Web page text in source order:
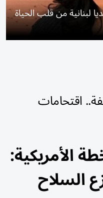
من قلب الحياة
اقتحامات
الأمريكية:
السلاح